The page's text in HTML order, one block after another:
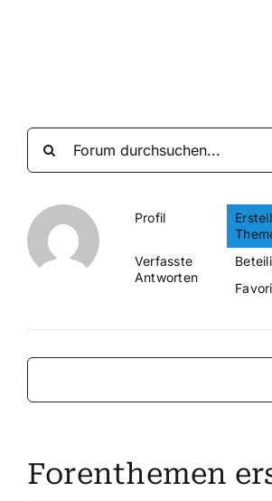
Profil
Verfasste
Antworten
Forenthemen